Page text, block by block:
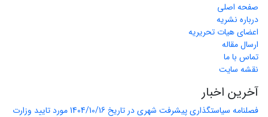
صفحه اصلی
درباره نشریه
اعضای هیات تحریریه
ارسال مقاله
تماس با ما
نقشه سایت
آخرین اخبار
فصلنامه سیاستگذاری پیشرفت شهری در تاریخ 1404/10/16 مورد تایید وزارت